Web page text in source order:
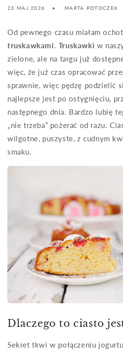
23 MAJ 2026 MARTA POTOCZEK
Od pewnego czasu miałam
truskawkami. Truskawki w
zielone, ale na targu już
więc, że już czas opracować
sprawnie, więc pędzę podzielić
najlepsze jest po ostygnięciu,
następnego dnia. Bardzo lubię
„nie trzeba” pożerać od razu.
wilgotne, puszyste, z cudnym
smaku.
Dlaczego to ciasto
Sekret tkwi w połączeniu